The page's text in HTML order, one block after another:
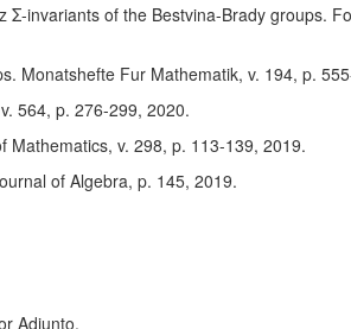
invariants of the Bestvina-Brady groups.
Monatshefte Fur Mathematik, v. 194, p.
564, p. 276-299, 2020.
Mathematics, v. 298, p. 113-139, 2019.
of Algebra, p. 145, 2019.
Adjunto.